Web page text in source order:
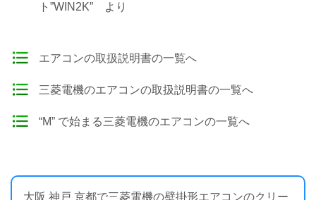
ト”WIN2K” より
エアコンの取扱説明書の一覧へ
三菱電機のエアコンの取扱説明書の一覧へ
“M” で始まる三菱電機のエアコンの一覧へ
大阪 神戸 京都で三菱電機の壁掛形エアコンのクリー